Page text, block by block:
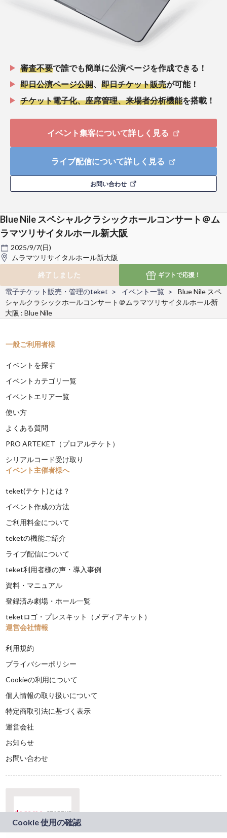
審査不要で誰でも簡単に公演ページを作成できる！
即日公演ページ公開
即日チケット販売が可能！
チケット電子化、座席管理、来場者分析機能を搭載！
イベント集客について詳しく見る
ライブ配信について詳しく見る
お問い合わせ
Blue Nile スペシャルクラシックホールコンサート＠ム
ラマツリサイタルホール新大阪
2025/9/7(日)
ムラマツリサイタルホール新大阪
終了しました
ギフトで応援！
電子チケット販売・管理のteket イベント一覧
Blue Nile スペ
シャルクラシックホールコンサート＠ムラマツリサイタルホール新
大阪 : Blue Nile
一般ご利用者様
イベントを探す
イベントカテゴリ一覧
イベントエリア一覧
使い方
よくある質問
PRO ARTEKET（プロアルテケト）
シリアルコード受け取り
イベント主催者様へ
teket(テケト)とは？
イベント作成の方法
ご利用料金について
teketの機能ご紹介
ライブ配信について
teket利用者様の声・導入事例
資料・マニュアル
登録済み劇場・ホール一覧
teketロゴ・プレスキット（メディアキット）
運営会社情報
利用規約
プライバシーポリシー
Cookieの利用について
個人情報の取り扱いについて
特定商取引法に基づく表示
運営会社
お知らせ
お問い合わせ